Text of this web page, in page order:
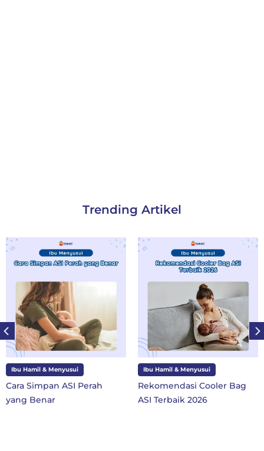
Trending Artikel
Ibu Hamil & Menyusui
Rekomendasi Cooler Bag
ASI Terbaik 2026
Ibu dan Anak
10 Perlengkapan Sekolah
SD Kelas 1 di Tahun Ajaran